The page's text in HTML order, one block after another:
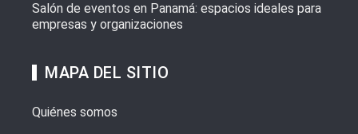
Salón de eventos en Panamá: espacios ideales para
empresas y organizaciones
MAPA DEL SITIO
Quiénes somos